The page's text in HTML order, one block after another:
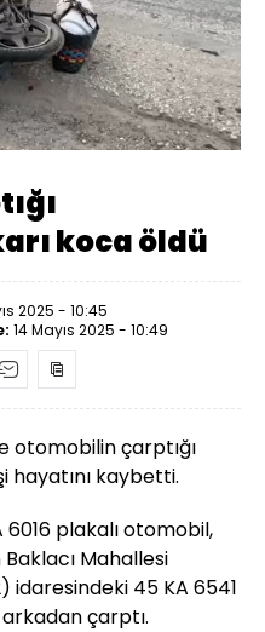
720
Oynatma
Hızı
koca öldü
2025 - 10:45
14 Mayıs 2025 - 10:49
otomobilin çarptığı
hayatını kaybetti.
6016 plakalı otomobil,
Mahallesi
idaresindeki 45 KA 6541
çarptı.